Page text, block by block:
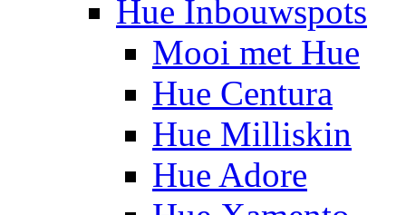
Hue Inbouwspots
Mooi met Hue
Hue Centura
Hue Milliskin
Hue Adore